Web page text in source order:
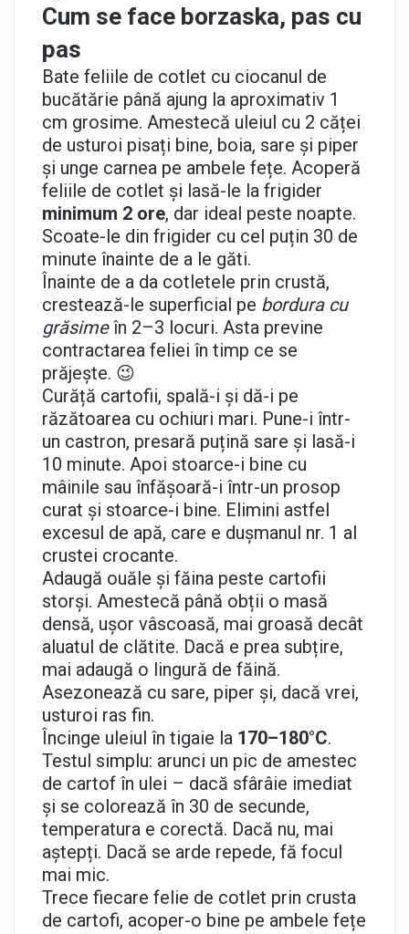
Cum se face borzaska, pas cu
pas
Bate feliile de cotlet cu ciocanul de
bucătărie până ajung la aproximativ 1
cm grosime. Amestecă uleiul cu 2 căței
de usturoi pisați bine, boia, sare și piper
și unge carnea pe ambele fețe. Acoperă
feliile de cotlet și lasă-le la frigider
minimum 2 ore, dar ideal peste noapte.
Scoate-le din frigider cu cel puțin 30 de
minute înainte de a le găti.
Înainte de a da cotletele prin crustă,
crestează-le superficial pe bordura cu
grăsimeîn 2–3 locuri. Asta previne
contractarea feliei în timp ce se
prăjește. 😉
Curăță cartofii, spală-i și dă-i pe
răzătoarea cu ochiuri mari. Pune-i într-
un castron, presară puțină sare și lasă-i
10 minute. Apoi stoarce-i bine cu
mâinile sau înfășoară-i într-un prosop
curat și stoarce-i bine. Elimini astfel
excesul de apă, care e dușmanul nr. 1 al
crustei crocante.
Adaugă ouăle și făina peste cartofii
storși. Amestecă până obții o masă
densă, ușor vâscoasă, mai groasă decât
aluatul de clătite. Dacă e prea subțire,
mai adaugă o lingură de făină.
Asezonează cu sare, piper și, dacă vrei,
usturoi ras fin.
Încinge uleiul în tigaie la 170–180°C.
Testul simplu: arunci un pic de amestec
de cartof în ulei – dacă sfârâie imediat
și se colorează în 30 de secunde,
temperatura e corectă. Dacă nu, mai
aștepți. Dacă se arde repede, fă focul
mai mic.
Trece fiecare felie de cotlet prin crusta
de cartofi, acoper-o bine pe ambele fețe